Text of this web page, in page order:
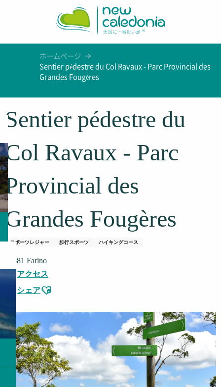
ホームページ
Sentier pédestre du Col Ravaux - Parc Provincial des
Grandes Fougères
Sentier pédestre du
Col Ravaux - Parc
Provincial des
Grandes Fougères
スポーツレジャー 歩行スポーツ ハイキングコース
98881 Farino
アクセス
シェアAjouter aux favoris